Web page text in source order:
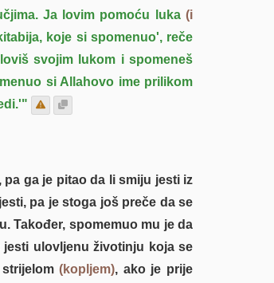
Ja lovim pomoću luka(i
koje si spomenuo', reče
svojim lukom i spomeneš
si Allahovo ime prilikom
ga je pitao da li smiju jesti iz
pa je stoga još preče da se
Također, spomemuo mu je da
ulovljenu životinju koja se
strijelom(kopljem), ako je prije